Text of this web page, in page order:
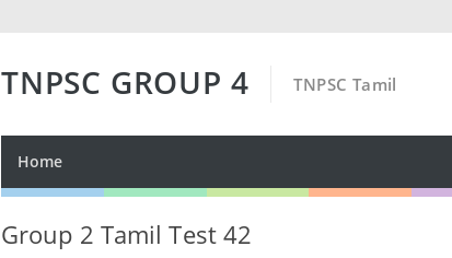
TNPSC GROUP 4 TNPSC Tamil
Home
Group 2 Tamil Test 42